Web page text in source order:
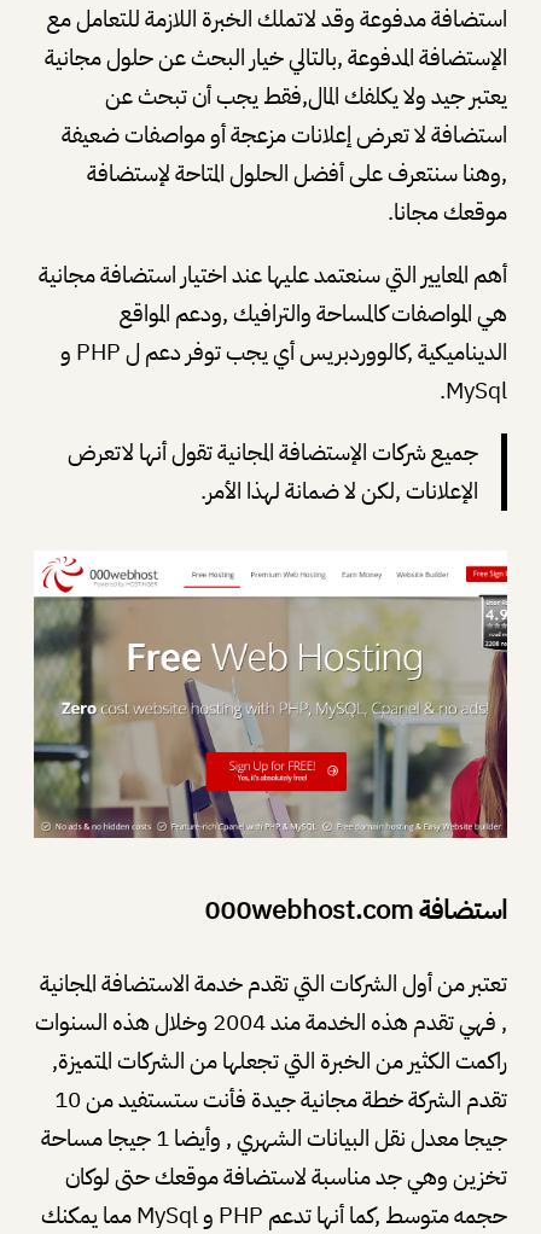
استضافة مدفوعة وقد لاتملك الخبرة اللازمة للتعامل مع
الإستضافة المدفوعة ,بالتالي خيار البحث عن حلول مجانية
يعتبر جيد ولا يكلفك المال,فقط يجب أن تبحث عن
استضافة لا تعرض إعلانات مزعجة أو مواصفات ضعيفة
,وهنا سنتعرف على أفضل الحلول المتاحة لإستضافة
موقعك مجانا.
أهم المعايير التي سنعتمد عليها عند اختيار استضافة مجانية
هي المواصفات كالمساحة والترافيك ,ودعم المواقع
الديناميكية ,كالووردبريس أي يجب توفر دعم ل PHP و
MySql.
جميع شركات الإستضافة المجانية تقول أنها لاتعرض
الإعلانات ,لكن لا ضمانة لهذا الأمر.
استضافة 000webhost.com
تعتبر من أول الشركات التي تقدم خدمة الاستضافة المجانية
, فهي تقدم هذه الخدمة مند 2004 وخلال هذه السنوات
راكمت الكثير من الخبرة التي تجعلها من الشركات المتميزة,
تقدم الشركة خطة مجانية جيدة فأنت ستستفيد من 10
جيجا معدل نقل البيانات الشهري , وأيضا 1 جيجا مساحة
تخزين وهي جد مناسبة لاستضافة موقعك حتى لوكان
حجمه متوسط ,كما أنها تدعم PHP و MySql مما يمكنك